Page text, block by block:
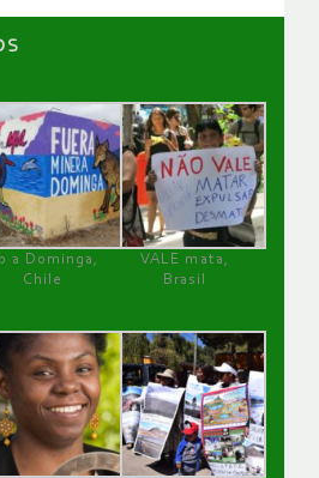
a Dominga,
Chile
VALE mata,
Brasil